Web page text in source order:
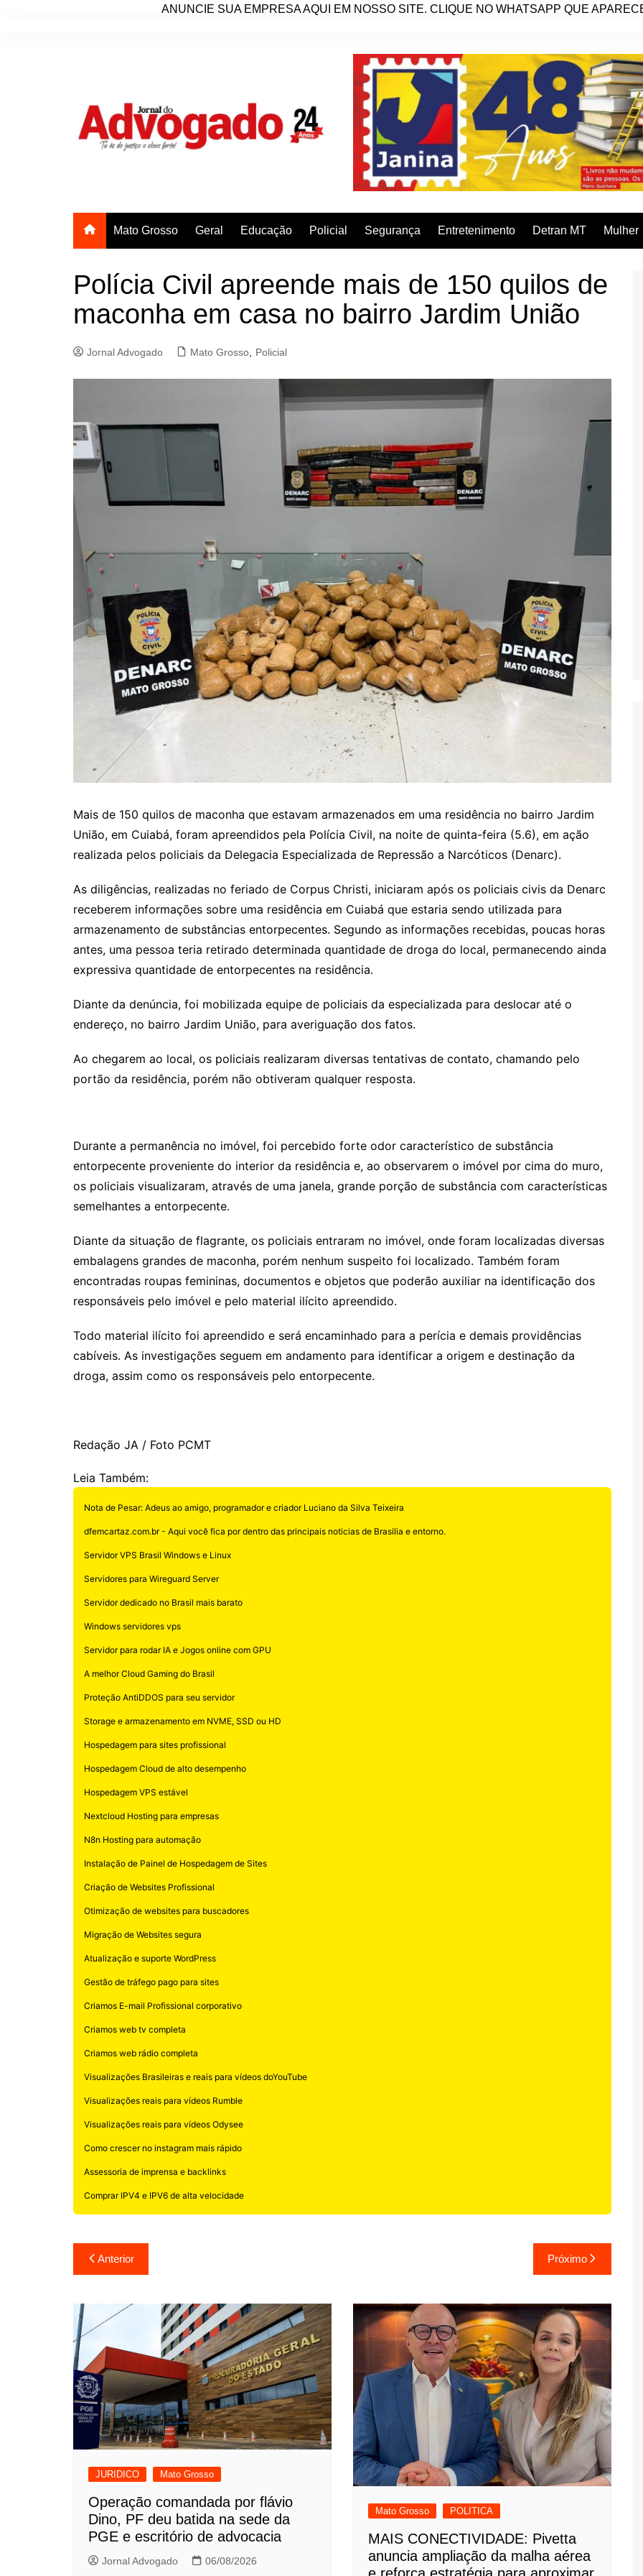
ANUNCIE SUA EMPRESA AQUI EM NOSSO SITE. CLIQUE NO WHATSAPP QUE
Mato Grosso Geral Educação Policial Segurança Entretenimento Detran MT Mulher
Polícia Civil apreende mais de 150 quilos de
maconha em casa no bairro Jardim União
Jornal Advogado Mato Grosso Policial
Mais de 150 quilos de maconha que estavam armazenados em uma residência no bairro Jardim
União, em Cuiabá, foram apreendidos pela Polícia Civil, na noite de quinta-feira (5.6), em ação
realizada pelos policiais da Delegacia Especializada de Repressão a Narcóticos (Denarc).
As diligências, realizadas no feriado de Corpus Christi, iniciaram após os policiais civis da Denarc
receberem informações sobre uma residência em Cuiabá que estaria sendo utilizada para
armazenamento de substâncias entorpecentes. Segundo as informações recebidas, poucas horas
antes, uma pessoa teria retirado determinada quantidade de droga do local, permanecendo ainda
expressiva quantidade de entorpecentes na residência.
Diante da denúncia, foi mobilizada equipe de policiais da especializada para deslocar até o
endereço, no bairro Jardim União, para averiguação dos fatos.
Ao chegarem ao local, os policiais realizaram diversas tentativas de contato, chamando pelo
portão da residência, porém não obtiveram qualquer resposta.
Durante a permanência no imóvel, foi percebido forte odor característico de substância
entorpecente proveniente do interior da residência e, ao observarem o imóvel por cima do muro,
os policiais visualizaram, através de uma janela, grande porção de substância com características
semelhantes a entorpecente.
Diante da situação de flagrante, os policiais entraram no imóvel, onde foram localizadas diversas
embalagens grandes de maconha, porém nenhum suspeito foi localizado. Também foram
encontradas roupas femininas, documentos e objetos que poderão auxiliar na identificação dos
responsáveis pelo imóvel e pelo material ilícito apreendido.
Todo material ilícito foi apreendido e será encaminhado para a perícia e demais providências
cabíveis. As investigações seguem em andamento para identificar a origem e destinação da
droga, assim como os responsáveis pelo entorpecente.
Redação JA / Foto PCMT
Leia Também:
Nota de Pesar: Adeus ao amigo, programador e criador Luciano da Silva Teixeira
dfemcartaz.com.br - Aqui você fica por dentro das principais noticias de Brasilia e entorno.
Servidor VPS Brasil Windows e Linux
Servidores para Wireguard Server
Servidor dedicado no Brasil mais barato
Windows servidores vps
Servidor para rodar IA e Jogos online com GPU
A melhor Cloud Gaming do Brasil
Proteção AntiDDOS para seu servidor
Storage e armazenamento em NVME, SSD ou HD
Hospedagem para sites profissional
Hospedagem Cloud de alto desempenho
Hospedagem VPS estável
Nextcloud Hosting para empresas
N8n Hosting para automação
Instalação de Painel de Hospedagem de Sites
Criação de Websites Profissional
Otimização de websites para buscadores
Migração de Websites segura
Atualização e suporte WordPress
Gestão de tráfego pago para sites
Criamos E-mail Profissional corporativo
Criamos web tv completa
Criamos web rádio completa
Visualizações Brasileiras e reais para vídeos doYouTube
Visualizações reais para vídeos Rumble
Visualizações reais para vídeos Odysee
Como crescer no instagram mais rápido
Assessoria de imprensa e backlinks
Comprar IPV4 e IPV6 de alta velocidade
Navegação
de
Post
Anterior Próximo
JURIDICO Mato Grosso
Operação comandada por flávio
Dino, PF deu batida na sede da
PGE e escritório de advocacia
Jornal Advogado 06/08/2026
Mato Grosso POLITICA
MAIS CONECTIVIDADE: Pivetta
anuncia ampliação da malha aérea
e reforça estratégia para aproximar